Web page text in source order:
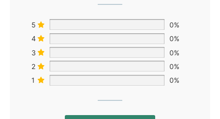
5
0%
4
0%
3
0%
2
0%
1
0%